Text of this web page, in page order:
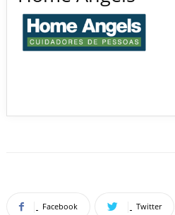
Facebook Twitter